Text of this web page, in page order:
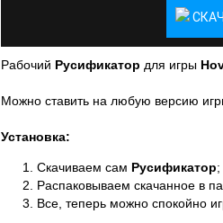
Рабочий Русификатор для игры
Можно ставить на любую версию
Установка:
Скачиваем сам Русификатор;
Распаковываем скачанное в
Все, теперь можно спокойно